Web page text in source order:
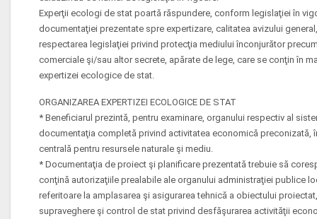
Experţii ecologi de stat poartă răspundere, conform legislaţiei în
documentaţiei prezentate spre expertizare, calitatea avizului
respectarea legislaţiei privind protecţia mediului înconjurător
comerciale şi/sau altor secrete, apărate de lege, care se conţin în
expertizei ecologice de stat.
ORGANIZAREA EXPERTIZEI ECOLOGICE DE STAT
* Beneficiarul prezintă, pentru examinare, organului respectiv al
documentaţia completă privind activitatea economică preconizată,
centrală pentru resursele naturale şi mediu.
* Documentaţia de proiect şi planificare prezentată trebuie să
conţină autorizaţiile prealabile ale organului administraţiei publice
referitoare la amplasarea şi asigurarea tehnică a obiectului
supraveghere şi control de stat privind desfăşurarea activităţii